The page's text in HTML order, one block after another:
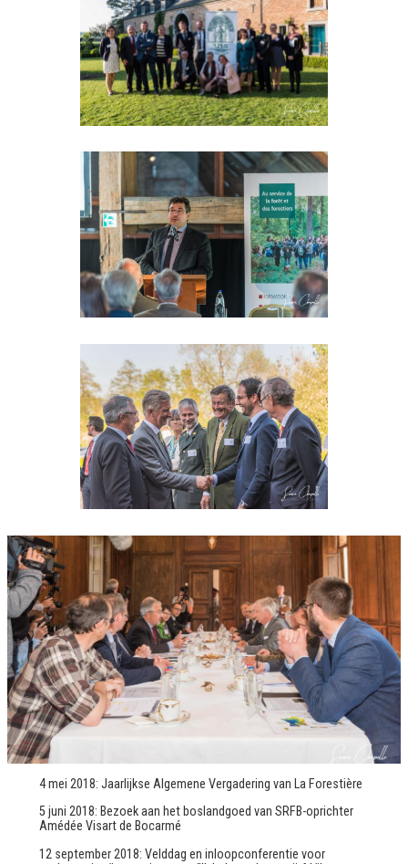
4 mei 2018: Jaarlijkse Algemene Vergadering van La Forestière
5 juni 2018: Bezoek aan het boslandgoed van SRFB-oprichter
Amédée Visart de Bocarmé
12 september 2018: Velddag en inloopconferentie voor